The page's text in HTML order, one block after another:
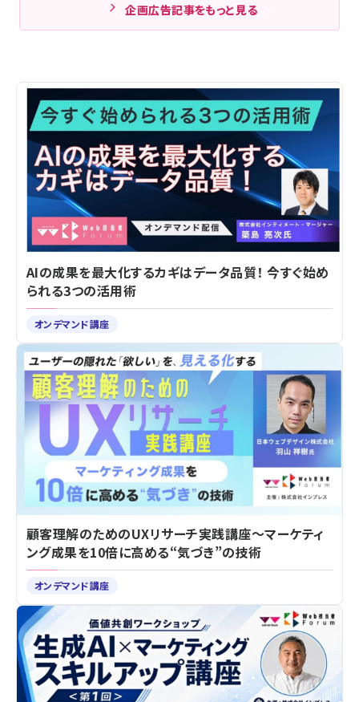
企画広告記事をもっと見る
AIの成果を最大化するカギはデータ品質！ 今すぐ始め
られる3つの活用術
オンデマンド講座
顧客理解のためのUXリサーチ実践講座～マーケティ
ング成果を10倍に高める“気づき”の技術
オンデマンド講座